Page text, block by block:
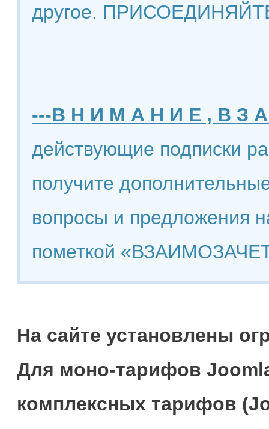
другое.
---В Н И М А Н И Е , В З
действующие подписки
получите
вопросы и предложения
пометкой
На сайте установлены
Для моно-тарифов
комплексных тарифов